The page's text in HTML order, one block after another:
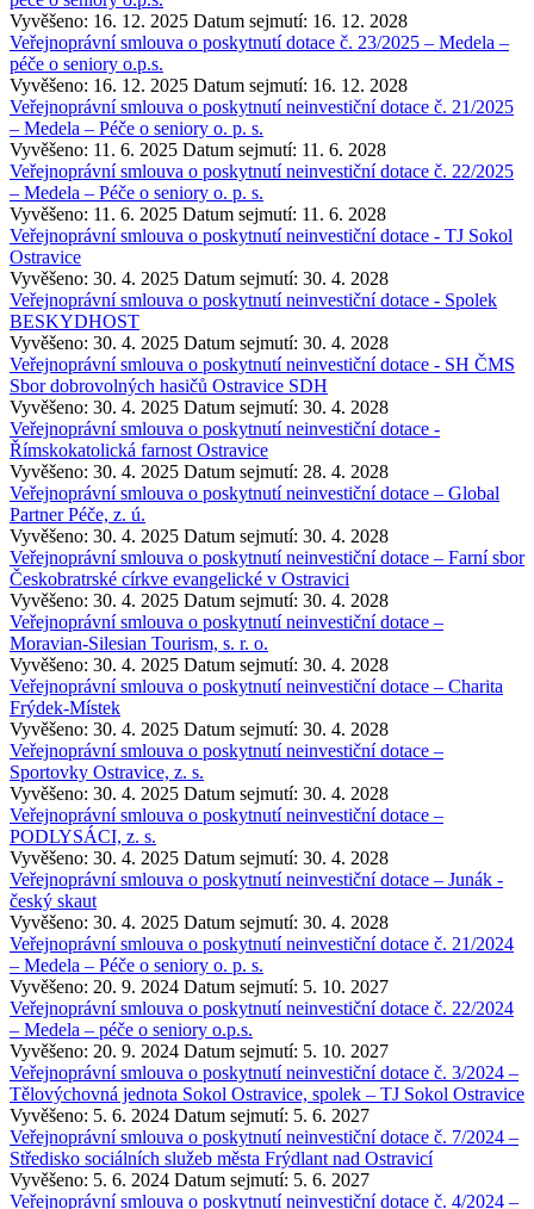
Vyvěšeno: 16. 12. 2025 Datum sejmutí: 16. 12. 2028
Veřejnoprávní smlouva o poskytnutí dotace č. 23/2025 – Medela –
péče o seniory o.p.s.
Vyvěšeno: 16. 12. 2025 Datum sejmutí: 16. 12. 2028
Veřejnoprávní smlouva o poskytnutí neinvestiční dotace č. 21/2025
– Medela – Péče o seniory o. p. s.
Vyvěšeno: 11. 6. 2025 Datum sejmutí: 11. 6. 2028
Veřejnoprávní smlouva o poskytnutí neinvestiční dotace č. 22/2025
– Medela – Péče o seniory o. p. s.
Vyvěšeno: 11. 6. 2025 Datum sejmutí: 11. 6. 2028
Veřejnoprávní smlouva o poskytnutí neinvestiční dotace - TJ Sokol
Ostravice
Vyvěšeno: 30. 4. 2025 Datum sejmutí: 30. 4. 2028
Veřejnoprávní smlouva o poskytnutí neinvestiční dotace - Spolek
BESKYDHOST
Vyvěšeno: 30. 4. 2025 Datum sejmutí: 30. 4. 2028
Veřejnoprávní smlouva o poskytnutí neinvestiční dotace - SH ČMS
Sbor dobrovolných hasičů Ostravice SDH
Vyvěšeno: 30. 4. 2025 Datum sejmutí: 30. 4. 2028
Veřejnoprávní smlouva o poskytnutí neinvestiční dotace -
Římskokatolická farnost Ostravice
Vyvěšeno: 30. 4. 2025 Datum sejmutí: 28. 4. 2028
Veřejnoprávní smlouva o poskytnutí neinvestiční dotace – Global
Partner Péče, z. ú.
Vyvěšeno: 30. 4. 2025 Datum sejmutí: 30. 4. 2028
Veřejnoprávní smlouva o poskytnutí neinvestiční dotace – Farní sbor
Českobratrské církve evangelické v Ostravici
Vyvěšeno: 30. 4. 2025 Datum sejmutí: 30. 4. 2028
Veřejnoprávní smlouva o poskytnutí neinvestiční dotace –
Moravian-Silesian Tourism, s. r. o.
Vyvěšeno: 30. 4. 2025 Datum sejmutí: 30. 4. 2028
Veřejnoprávní smlouva o poskytnutí neinvestiční dotace – Charita
Frýdek-Místek
Vyvěšeno: 30. 4. 2025 Datum sejmutí: 30. 4. 2028
Veřejnoprávní smlouva o poskytnutí neinvestiční dotace –
Sportovky Ostravice, z. s.
Vyvěšeno: 30. 4. 2025 Datum sejmutí: 30. 4. 2028
Veřejnoprávní smlouva o poskytnutí neinvestiční dotace –
PODLYSÁCI, z. s.
Vyvěšeno: 30. 4. 2025 Datum sejmutí: 30. 4. 2028
Veřejnoprávní smlouva o poskytnutí neinvestiční dotace – Junák -
český skaut
Vyvěšeno: 30. 4. 2025 Datum sejmutí: 30. 4. 2028
Veřejnoprávní smlouva o poskytnutí neinvestiční dotace č. 21/2024
– Medela – Péče o seniory o. p. s.
Vyvěšeno: 20. 9. 2024 Datum sejmutí: 5. 10. 2027
Veřejnoprávní smlouva o poskytnutí neinvestiční dotace č. 22/2024
– Medela – péče o seniory o.p.s.
Vyvěšeno: 20. 9. 2024 Datum sejmutí: 5. 10. 2027
Veřejnoprávní smlouva o poskytnutí neinvestiční dotace č. 3/2024 –
Tělovýchovná jednota Sokol Ostravice, spolek – TJ Sokol Ostravice
Vyvěšeno: 5. 6. 2024 Datum sejmutí: 5. 6. 2027
Veřejnoprávní smlouva o poskytnutí neinvestiční dotace č. 7/2024 –
Středisko sociálních služeb města Frýdlant nad Ostravicí
Vyvěšeno: 5. 6. 2024 Datum sejmutí: 5. 6. 2027
Veřejnoprávní smlouva o poskytnutí neinvestiční dotace č. 4/2024 –